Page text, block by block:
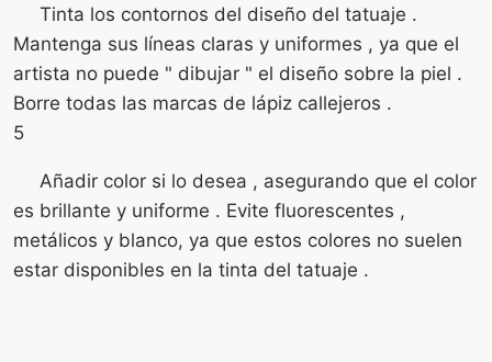
Tinta los contornos del diseño del tatuaje .
Mantenga sus líneas claras y uniformes , ya que el
artista no puede " dibujar " el diseño sobre la piel .
Borre todas las marcas de lápiz callejeros .
5
Añadir color si lo desea , asegurando que el color
es brillante y uniforme . Evite fluorescentes ,
metálicos y blanco, ya que estos colores no suelen
estar disponibles en la tinta del tatuaje .